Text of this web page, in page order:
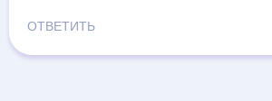
ОТВЕТИТЬ